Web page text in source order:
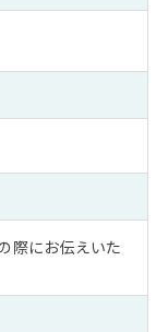
際にお伝えいた